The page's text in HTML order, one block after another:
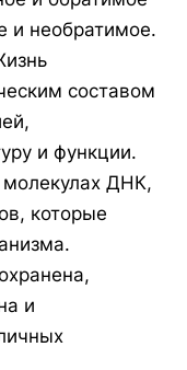
и необратимое.
составом
и функции.
ДНК,
которые
и